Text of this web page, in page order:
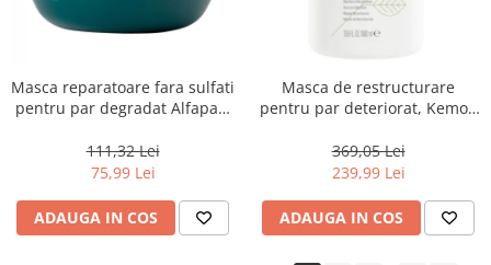
Masca reparatoare fara sulfati
pentru par degradat Alfaparf
Reconstruction, 200 ml
111,32 Lei
75,99 Lei
ADAUGA IN COS
Masca de restructurare
pentru par deteriorat, Kemon
369,05 Lei
239,99 Lei
ADAUGA IN COS